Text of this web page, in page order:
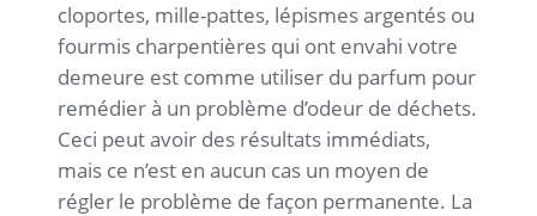
cloportes, mille-pattes, lépismes argentés ou
fourmis charpentières qui ont envahi votre
demeure est comme utiliser du parfum pour
remédier à un problème d’odeur de déchets.
Ceci peut avoir des résultats immédiats,
mais ce n’est en aucun cas un moyen de
régler le problème de façon permanente. La